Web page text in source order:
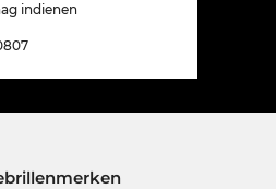
indienen